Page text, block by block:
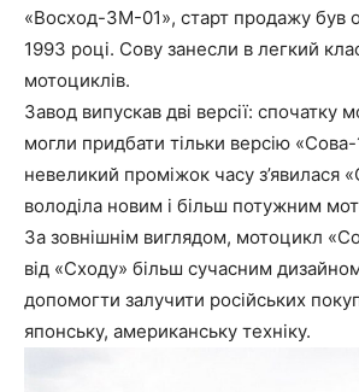
«Восход-3М-01», старт продажу був
1993 році. Сову занесли в легкий
мотоциклів.
Завод випускав дві версії: спочатку
могли придбати тільки версію
невеликий проміжок часу з’явилася
володіла новим і більш потужним
За зовнішнім виглядом, мотоцикл
від «Сходу» більш сучасним
допомогти залучити російських
японську, американську техніку.